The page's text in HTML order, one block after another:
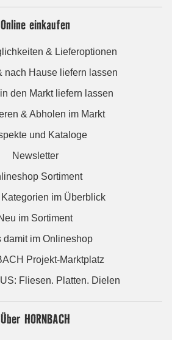
Online einkaufen
& Lieferoptionen
nach Hause liefern lassen
den Markt liefern lassen
& Abholen im Markt
und Kataloge
Newsletter
Sortiment
im Überblick
im Sortiment
damit im Onlineshop
Projekt-Marktplatz
Fliesen. Platten. Dielen
Über HORNBACH